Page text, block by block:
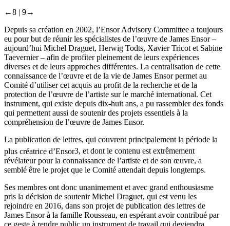
←8 | 9→
Depuis sa création en 2002, l’Ensor Advisory Committee a toujours
eu pour but de réunir les spécialistes de l’œuvre de James Ensor –
aujourd’hui Michel Draguet, Herwig Todts, Xavier Tricot et Sabine
Taevernier – afin de profiter pleinement de leurs expériences
diverses et de leurs approches différentes. La centralisation de cette
connaissance de l’œuvre et de la vie de James Ensor permet au
Comité d’utiliser cet acquis au profit de la recherche et de la
protection de l’œuvre de l’artiste sur le marché international. Cet
instrument, qui existe depuis dix-huit ans, a pu rassembler des fonds
qui permettent aussi de soutenir des projets essentiels à la
compréhension de l’œuvre de James Ensor.
La publication de lettres, qui couvrent principalement la période la
plus créatrice d’Ensor3, et dont le contenu est extrêmement
révélateur pour la connaissance de l’artiste et de son œuvre, a
semblé être le projet que le Comité attendait depuis longtemps.
Ses membres ont donc unanimement et avec grand enthousiasme
pris la décision de soutenir Michel Draguet, qui est venu les
rejoindre en 2016, dans son projet de publication des lettres de
James Ensor à la famille Rousseau, en espérant avoir contribué par
ce geste à rendre public un instrument de travail qui deviendra